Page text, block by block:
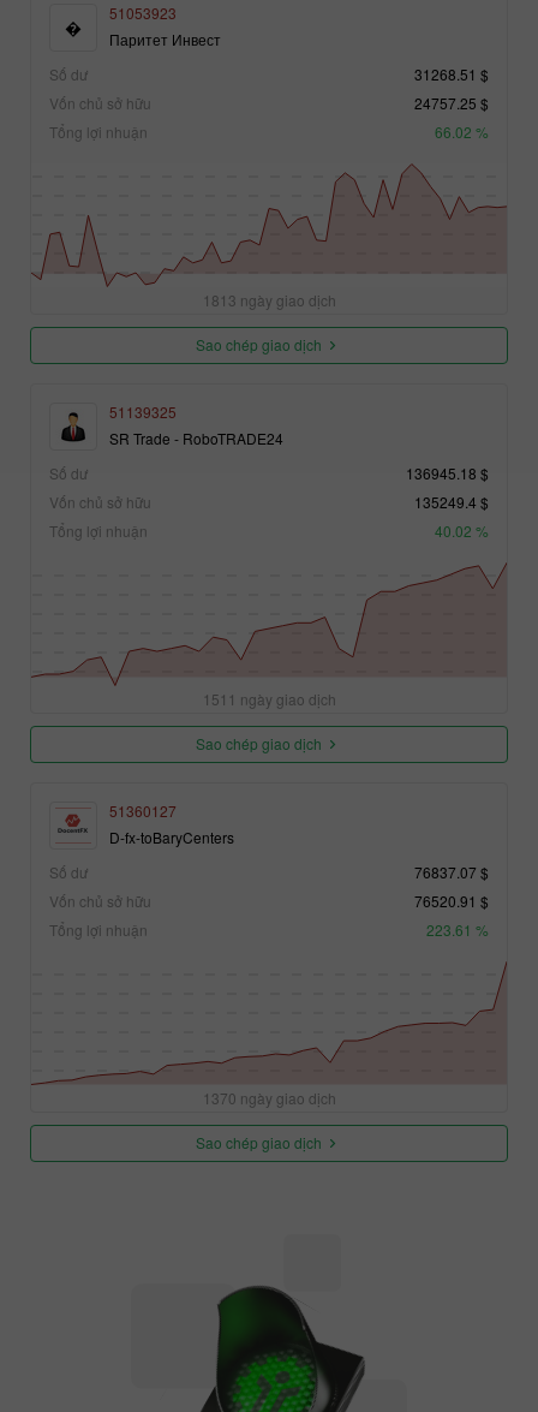
�
51053923
Паритет Инвест
Số dư
31268.51 $
Vốn chủ sở hữu
24757.25 $
Tổng lợi nhuận
66.02 %
1813 ngày giao dịch
Sao chép giao dịch
51139325
SR Trade - RoboTRADE24
Số dư
136945.18 $
Vốn chủ sở hữu
135249.4 $
Tổng lợi nhuận
40.02 %
1511 ngày giao dịch
Sao chép giao dịch
51360127
D-fx-toBaryCenters
Số dư
76837.07 $
Vốn chủ sở hữu
76520.91 $
Tổng lợi nhuận
223.61 %
1370 ngày giao dịch
Sao chép giao dịch